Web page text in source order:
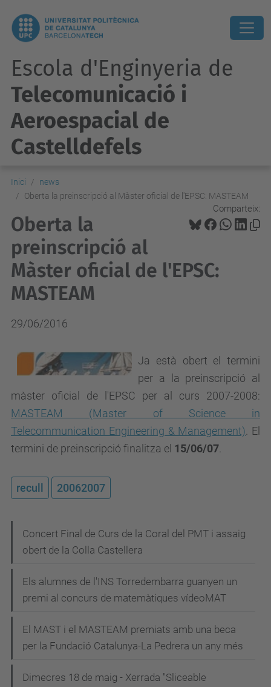
Escola d'Enginyeria de
Telecomunicació i
Aeroespacial de
Castelldefels
Inici
news
Oberta la preinscripció al Màster oficial de l'EPSC: MASTEAM
Comparteix:
Oberta la
preinscripció al
Màster oficial de l'EPSC:
MASTEAM
29/06/2016
Ja està obert el termini
per a la preinscripció al
màster oficial de l'EPSC per al curs 2007-2008:
MASTEAM (Master of Science in
Telecommunication Engineering & Management) . El
termini de preinscripció finalitza el 15/06/07
recull 20062007
g
c
Concert Final de Curs de la Coral del PMT i assaig
obert de la Colla Castellera
Els alumnes de l'INS Torredembarra guanyen un
premi al concurs de matemàtiques vídeoMAT
El MAST i el MASTEAM premiats amb una beca
per la Fundació Catalunya-La Pedrera un any més
Dimecres 18 de maig - Xerrada "Sliceable